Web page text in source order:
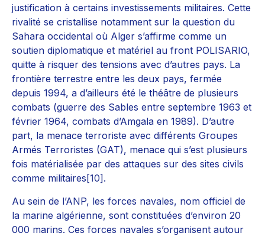
justification à certains investissements militaires. Cette
rivalité se cristallise notamment sur la question du
Sahara occidental où Alger s’affirme comme un
soutien diplomatique et matériel au front POLISARIO,
quitte à risquer des tensions avec d’autres pays. La
frontière terrestre entre les deux pays, fermée
depuis 1994, a d’ailleurs été le théâtre de plusieurs
combats (guerre des Sables entre septembre 1963 et
février 1964, combats d’Amgala en 1989). D’autre
part, la menace terroriste avec différents Groupes
Armés Terroristes (GAT), menace qui s’est plusieurs
fois matérialisée par des attaques sur des sites civils
comme militaires [10] .
Au sein de l’ANP, les forces navales, nom officiel de
la marine algérienne, sont constituées d’environ 20
000 marins. Ces forces navales s’organisent autour